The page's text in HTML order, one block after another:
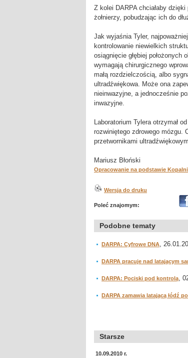
Z kolei DARPA chciałaby
żołnierzy, pobudzając ich do
Jak wyjaśnia Tyler,
kontrolowanie niewielkich
osiągnięcie głębiej
wymagają chirurgicznego
małą rozdzielczością, albo
ultradźwiękowa. Może ona
nieinwazyjne, a jednocześnie
inwazyjne.
Laboratorium Tylera otrzymał
rozwiniętego zdrowego mózgu.
przetwornikami
Mariusz Błoński
Opracowanie na podstawie
Wersja do druku
Poleć znajomym:
Podobne tematy
DARPA: Cyfrowe DNA,
DARPA pracuje nad latającym
DARPA: Pociski pod kontrolą,
DARPA zamawia latającą łódź
Starsze
10.09.2010 r.